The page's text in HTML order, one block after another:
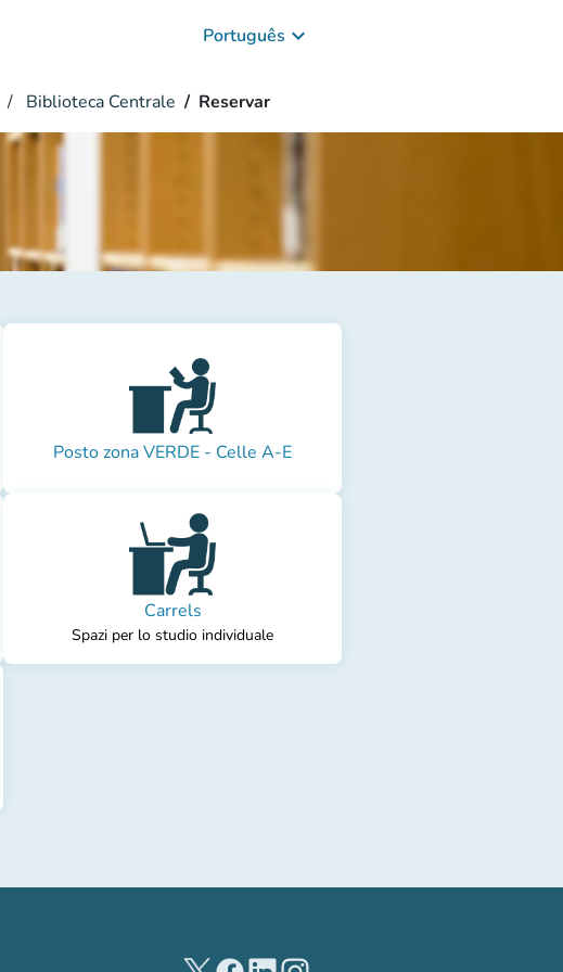
Português keyboard_arrow_down
Biblioteca Centrale Reservar
Posto zona VERDE - Celle A-E
Carrels
Spazi per lo studio individuale
(novo separador)
(novo separador)
(novo separador)